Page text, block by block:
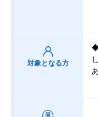
対象となる方
◆